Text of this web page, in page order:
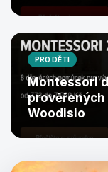
PRO DĚTI
Montessori
prověřených
Woodisio